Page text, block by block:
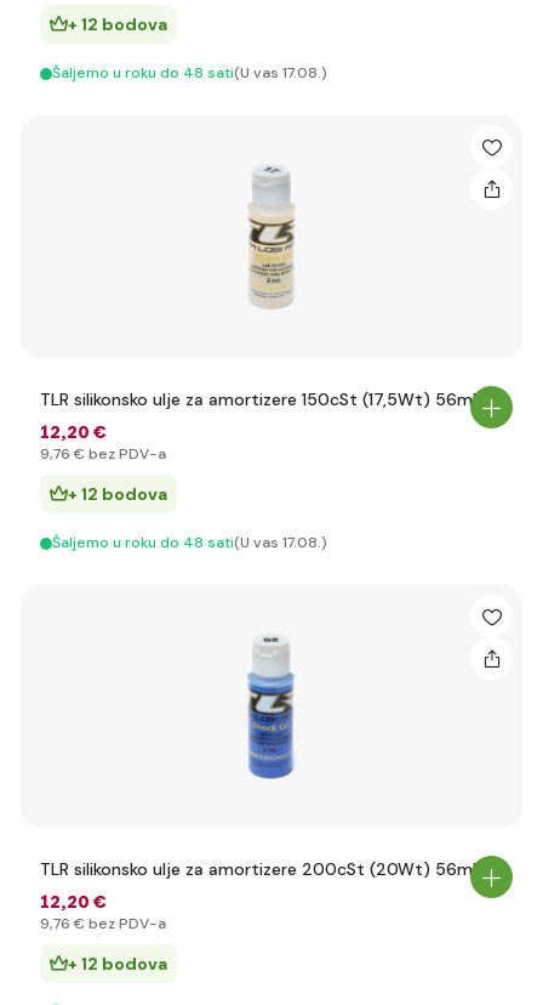
+ 12 bodova
Šaljemo u roku do 48 sati(U vas 17.08.)
TLR silikonsko ulje za amortizere 150cSt (17,5Wt) 56ml
12,20 €
9,76 € bez PDV-a
+ 12 bodova
Šaljemo u roku do 48 sati(U vas 17.08.)
TLR silikonsko ulje za amortizere 200cSt (20Wt) 56ml
12,20 €
9,76 € bez PDV-a
+ 12 bodova